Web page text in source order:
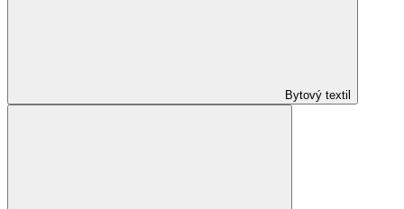
Bytový textil